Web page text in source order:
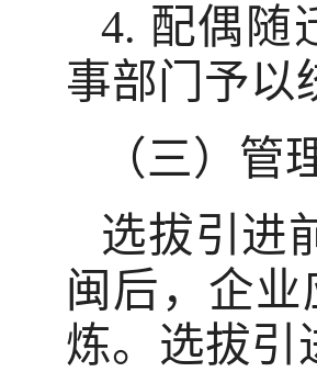
4. 配偶随
事部门予以
（三）管
选拔引进
闽后，企
炼。选拔引